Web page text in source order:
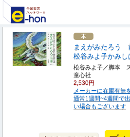
まえがみたろう
松谷みよ子かみ
松谷みよ子／脚本
童心社
2,530円
メーカーに在庫有無
通常1週間~4週間で
い場合もございます